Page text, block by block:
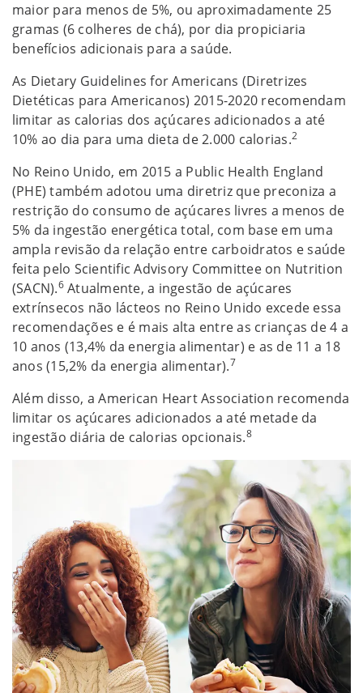
maior para menos de 5%, ou aproximadamente 25
gramas (6 colheres de chá), por dia propiciaria
benefícios adicionais para a saúde.
As Dietary Guidelines for Americans (Diretrizes
Dietéticas para Americanos) 2015-2020 recomendam
limitar as calorias dos açúcares adicionados a até
10% ao dia para uma dieta de 2.000 calorias.2
No Reino Unido, em 2015 a Public Health England
(PHE) também adotou uma diretriz que preconiza a
restrição do consumo de açúcares livres a menos de
5% da ingestão energética total, com base em uma
ampla revisão da relação entre carboidratos e saúde
feita pelo Scientific Advisory Committee on Nutrition
(SACN).6 Atualmente, a ingestão de açúcares
extrínsecos não lácteos no Reino Unido excede essa
recomendações e é mais alta entre as crianças de 4 a
10 anos (13,4% da energia alimentar) e as de 11 a 18
anos (15,2% da energia alimentar).7
Além disso, a American Heart Association recomenda
limitar os açúcares adicionados a até metade da
ingestão diária de calorias opcionais.8